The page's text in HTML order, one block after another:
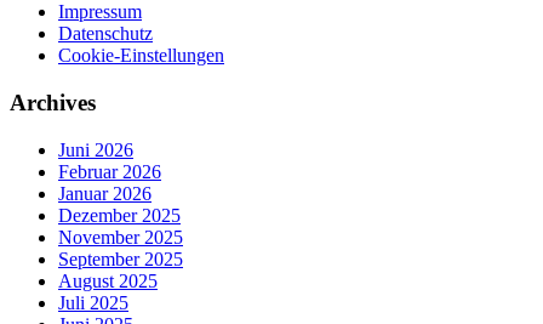
Impressum
Datenschutz
Cookie-Einstellungen
Archives
Juni 2026
Februar 2026
Januar 2026
Dezember 2025
November 2025
September 2025
August 2025
Juli 2025